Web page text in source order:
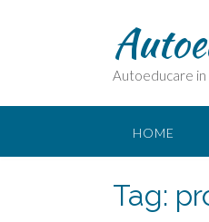
Autoeducare in
HOME
Tag: